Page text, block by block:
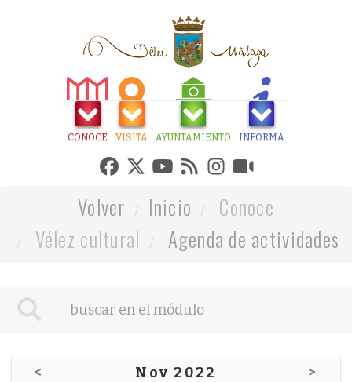
CONOCE VISITA AYUNTAMIENTO INFORMA
Volver Inicio
Conoce
Vélez cultural
Agenda de actividades
< Nov 2022 >